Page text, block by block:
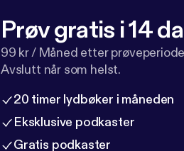
Prøv gratis i 14
99 kr / Måned etter
Avslutt når som helst.
20 timer lydbøker i måneden
Eksklusive podkaster
Gratis podkaster